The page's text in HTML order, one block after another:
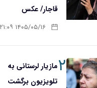
قاجار/ عکس
۱۴۰۵/۰۵/۱۶ ۲۱:۰۹
۲مازیار لرستانی به
تلویزیون برگشت